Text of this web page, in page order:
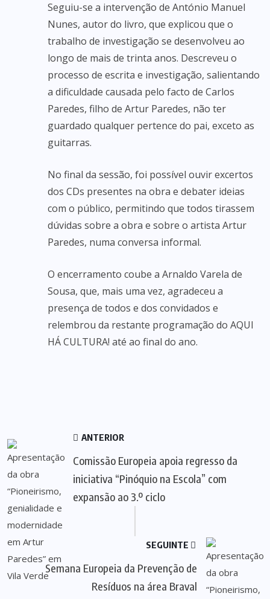
Seguiu-se a intervenção de António Manuel
Nunes, autor do livro, que explicou que o
trabalho de investigação se desenvolveu ao
longo de mais de trinta anos. Descreveu o
processo de escrita e investigação, salientando
a dificuldade causada pelo facto de Carlos
Paredes, filho de Artur Paredes, não ter
guardado qualquer pertence do pai, exceto as
guitarras.
No final da sessão, foi possível ouvir excertos
dos CDs presentes na obra e debater ideias
com o público, permitindo que todos tirassem
dúvidas sobre a obra e sobre o artista Artur
Paredes, numa conversa informal.
O encerramento coube a Arnaldo Varela de
Sousa, que, mais uma vez, agradeceu a
presença de todos e dos convidados e
relembrou da restante programação do AQUI
HÁ CULTURA! até ao final do ano.
ANTERIOR
Comissão Europeia apoia regresso da
iniciativa “Pinóquio na Escola” com
expansão ao 3.º ciclo
SEGUINTE
Semana Europeia da Prevenção de
Resíduos na área Braval